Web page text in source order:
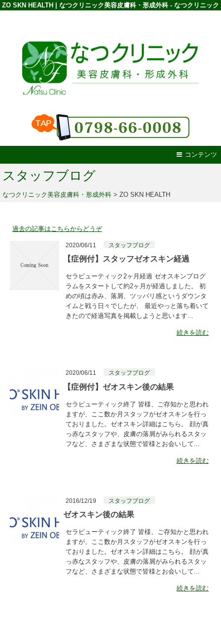
ZO SKN HEALTH | なつクリニック美容皮膚科・形成外科 - なつクリニック
コンテンツ
スタッフブログ
なつクリニック美容皮膚科・形成外科 > ZO SKN HEALTH
過去の記事はこちらからどうぞ
2020/06/11 スタッフブログ
【症例付】スタッフゼオスキン経過
セラピューティック2ヶ月経過 ゼオスキンプログ
ラムをスタートして約2ヶ月が経過しました。 初
めの頃は赤み、落屑、ツッパリ感というダウンタ
イムと戦う日々でしたが、 最近やっと落ち着いて
きたので経過写真を掲載しようと思います...
続きを読む
2020/06/11 スタッフブログ
【症例付】ゼオスキン後の結果
セラピューティック終了 皆様、ご存知かと思われ
ますが、ここ数か月スタッフがゼオスキンを行っ
ておりました。ゼオスキン詳細はこちら。 顔が真
っ赤なスタッフや、皮膚の落屑がみられるスタッ
フなど、さまざまな状態で皆様とお会いして...
続きを読む
2016/12/19 スタッフブログ
ゼオスキン後の結果
セラピューティック終了 皆様、ご存知かと思われ
ますが、ここ数か月スタッフがゼオスキンを行っ
ておりました。ゼオスキン詳細はこちら。 顔が真
っ赤なスタッフや、皮膚の落屑がみられるスタッ
フなど、さまざまな状態で皆様とお会いして...
続きを読む